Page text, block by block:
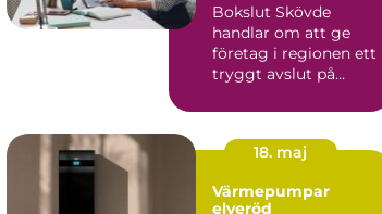
Bokslut Skövde
handlar om att ge
företag i regionen ett
tryggt avslut på
18. maj
Värmepumpar
elveröd